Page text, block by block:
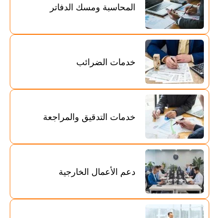
المحاسبة ومسك الدفاتر
خدمات الضرائب
خدمات التدقيق والمراجعة
دعم الأعمال الخارجية